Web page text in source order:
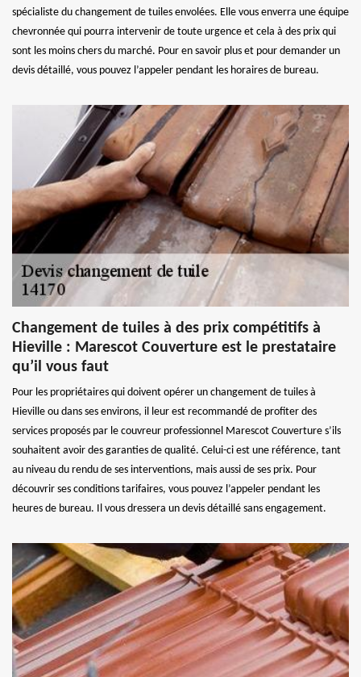
spécialiste du changement de tuiles envolées. Elle vous enverra une équipe
chevronnée qui pourra intervenir de toute urgence et cela à des prix qui
sont les moins chers du marché. Pour en savoir plus et pour demander un
devis détaillé, vous pouvez l’appeler pendant les horaires de bureau.
Changement de tuiles à des prix compétitifs à
Hieville : Marescot Couverture est le prestataire
qu’il vous faut
Pour les propriétaires qui doivent opérer un changement de tuiles à
Hieville ou dans ses environs, il leur est recommandé de profiter des
services proposés par le couvreur professionnel Marescot Couverture s’ils
souhaitent avoir des garanties de qualité. Celui-ci est une référence, tant
au niveau du rendu de ses interventions, mais aussi de ses prix. Pour
découvrir ses conditions tarifaires, vous pouvez l’appeler pendant les
heures de bureau. Il vous dressera un devis détaillé sans engagement.